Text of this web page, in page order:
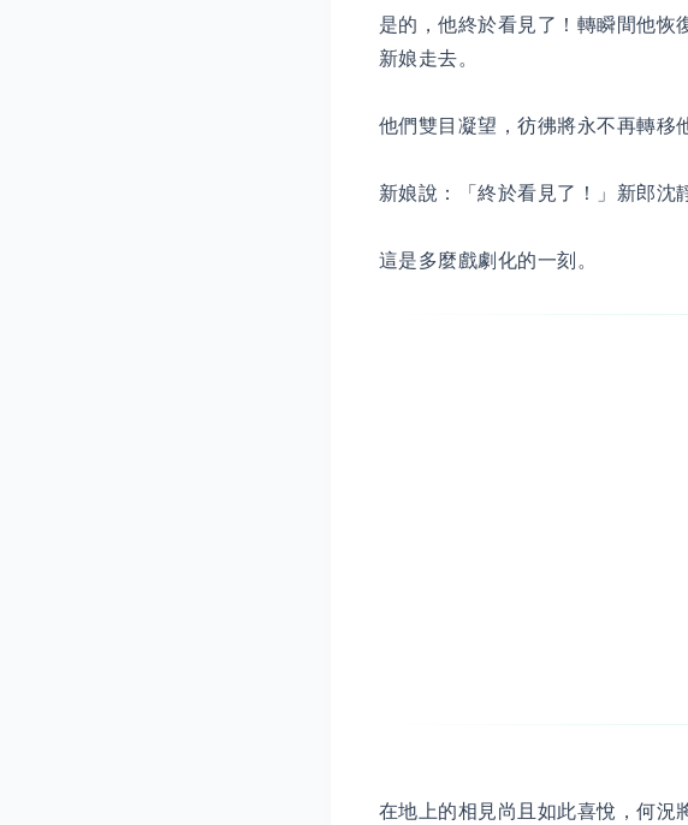
是的，他終於看見了！轉瞬間他恢
新娘走去。
他們雙目凝望，彷彿將永不再轉移
新娘說：「終於看見了！」新郎沈
這是多麼戲劇化的一刻。
在地上的相見尚且如此喜悅，何況